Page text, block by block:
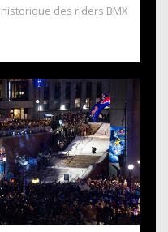
des riders BMX